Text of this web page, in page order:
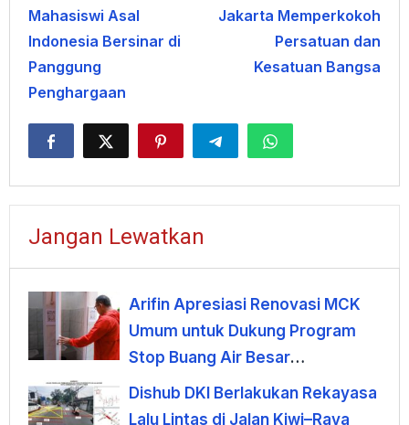
Mahasiswi Asal
Indonesia Bersinar di
Panggung
Penghargaan
Jakarta Memperkokoh
Persatuan dan
Kesatuan Bangsa
Jangan Lewatkan
Arifin Apresiasi Renovasi MCK
Umum untuk Dukung Program
Stop Buang Air Besar
Sembarangan
Dishub DKI Berlakukan Rekayasa
Lalu Lintas di Jalan Kiwi–Raya